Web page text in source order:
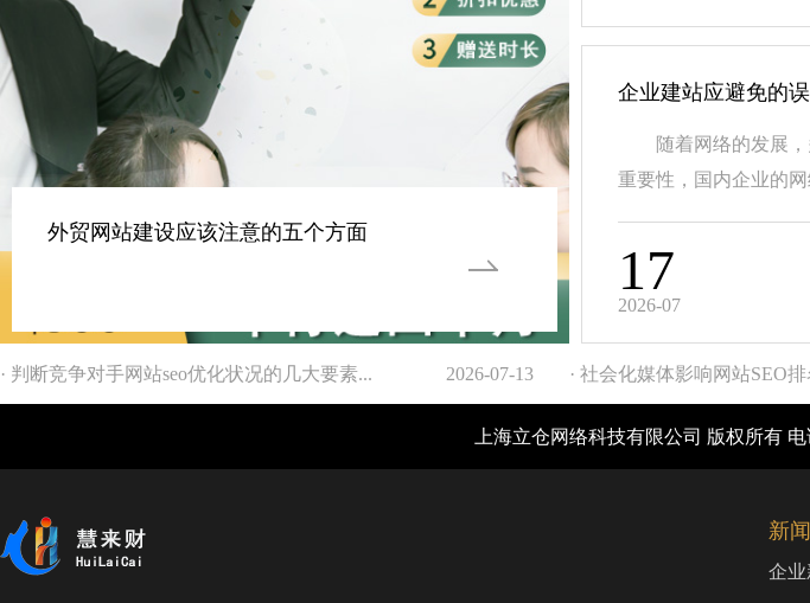
外贸网站建设应该注意的五个方面
企业建站应避免的
随着网络的发展，
重要性，国内企业的
17
2026-07
2026-07-13
· 判断竞争对手网站seo优化状况的几大要素... · 社会化媒体影响网站SEO
上海立仓网络科技有限公司 版权所有 电
新闻
企业